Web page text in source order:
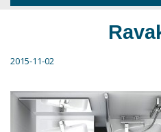
2015-11-02